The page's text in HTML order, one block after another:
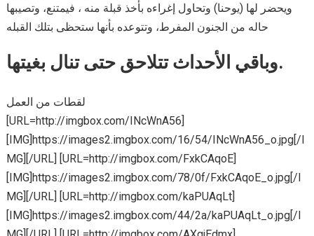
ويحضر لها (يوحنا) وتحاول إغراءه بأخذ قبلة منه ، فيمتنع، وتصيبها
حاله من الجنون المفرط، وتتوعده بأنها ستحظى بتلك القبله
وباقي الأحداث تتلاحق حتى تنال بغيتها.
لقطات من العمل
[URL=http://imgbox.com/INcWnA56]
[IMG]https://images2.imgbox.com/16/54/INcWnA56_o.jpg[/I
MG][/URL] [URL=http://imgbox.com/FxkCAqoE]
[IMG]https://images2.imgbox.com/78/0f/FxkCAqoE_o.jpg[/I
MG][/URL] [URL=http://imgbox.com/kaPUAqLt]
[IMG]https://images2.imgbox.com/44/2a/kaPUAqLt_o.jpg[/I